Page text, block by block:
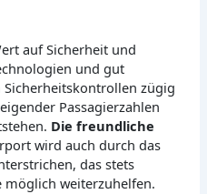
auf Sicherheit und
und gut
zügig
Passagierzahlen
Die freundliche
wird auch durch das
das stets
weiterzuhelfen.